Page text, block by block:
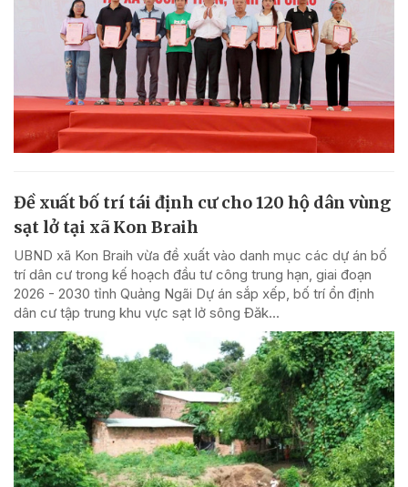
Đề xuất bố trí tái định cư cho 120 hộ dân vùng
sạt lở tại xã Kon Braih
UBND xã Kon Braih vừa đề xuất vào danh mục các dự án bố
trí dân cư trong kế hoạch đầu tư công trung hạn, giai đoạn
2026 - 2030 tỉnh Quảng Ngãi Dự án sắp xếp, bố trí ổn định
dân cư tập trung khu vực sạt lở sông Đăk...